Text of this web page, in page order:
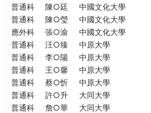
普通科
陳○廷 中國文化大學
普通科
陳○瑩 中國文化大學
應外科
張○渝 中國文化大學
普通科
汪○臻 中原大學
普通科
李○陽 中原大學
普通科
王○馨 中原大學
普通科
蔡○忻 中原大學
普通科
許○升 大同大學
普通科
詹○華 大同大學